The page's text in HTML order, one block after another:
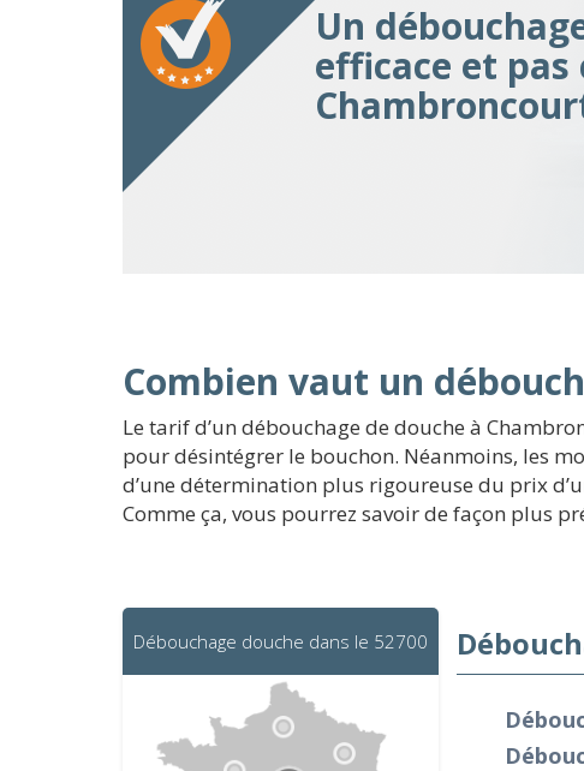
Un
efficace et pas
Combien vaut un
Le tarif d’un débouchage de douche à
pour désintégrer le bouchon. Néanmoins, les
d’une détermination plus rigoureuse du prix
Comme ça, vous pourrez savoir de façon plus
Débouchage douche dans le 52700